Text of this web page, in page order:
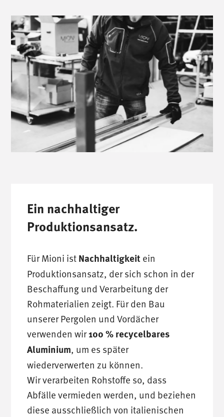
Ein nachhaltiger
Produktionsansatz.
Für Mioni istNachhaltigkeit ein
Produktionsansatz, der sich schon in der
Beschaffung und Verarbeitung der
Rohmaterialien zeigt. Für den Bau
unserer Pergolen und Vordächer
verwenden wir100 % recycelbares
Aluminium, um es später
wiederverwerten zu können.
Wir verarbeiten Rohstoffe so, dass
Abfälle vermieden werden, und beziehen
diese ausschließlich von italienischen